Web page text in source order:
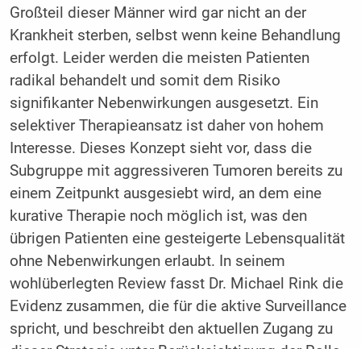
Großteil dieser Männer wird gar nicht an der
Krankheit sterben, selbst wenn keine Behandlung
erfolgt. Leider werden die meisten Patienten
radikal behandelt und somit dem Risiko
signifikanter Nebenwirkungen ausgesetzt. Ein
selektiver Therapieansatz ist daher von hohem
Interesse. Dieses Konzept sieht vor, dass die
Subgruppe mit aggressiveren Tumoren bereits zu
einem Zeitpunkt ausgesiebt wird, an dem eine
kurative Therapie noch möglich ist, was den
übrigen Patienten eine gesteigerte Lebensqualität
ohne Nebenwirkungen erlaubt. In seinem
wohlüberlegten Review fasst Dr. Michael Rink die
Evidenz zusammen, die für die aktive Surveillance
spricht, und beschreibt den aktuellen Zugang zu